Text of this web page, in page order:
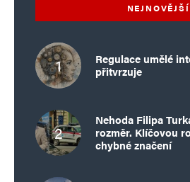
NEJNOVĚJŠÍ
Regulace umělé
přitvrzuje
Nehoda Filipa
rozměr. Klíčovou
chybné značení